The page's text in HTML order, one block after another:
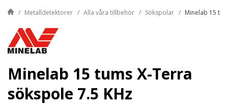
Metalldetektorer Alla våra tillbehör Sökspolar Minelab 15
Minelab 15 tums X-Terra
sökspole 7.5 KHz